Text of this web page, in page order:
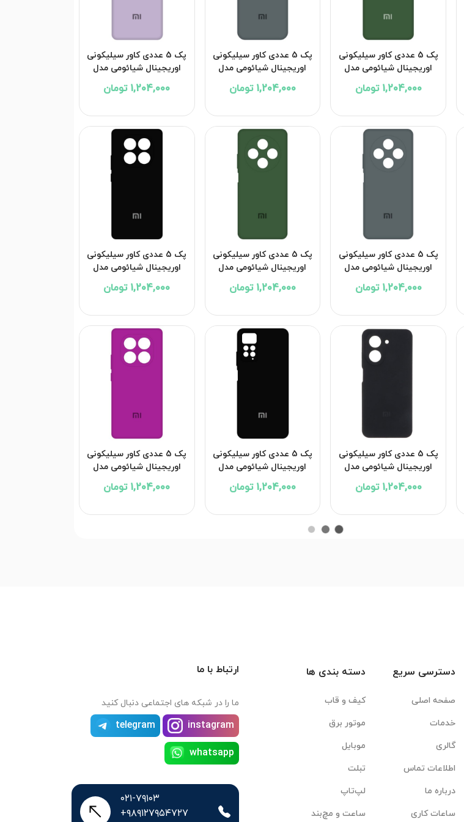
پک 5 عددی کاور سیلیکونی
اوریجینال شیائومی مدل
Xiaomi Poco C71
1,204,000 تومان
پک 5 عددی کاور سیلیکونی
اوریجینال شیائومی مدل
Xiaomi Poco C85
1,204,000 تومان
پک 5 عددی کاور سیلیکونی
اوریجینال شیائومی مدل
Xiaomi Poco X6 Pro
1,204,000 تومان
پک 5 عددی کاور سیلیکونی
اوریجینال شیائومی مدل
Xiaomi Poco C75
1,204,000 تومان
پک 5 عددی کاور سیلیکونی
اوریجینال شیائومی مدل
Xiaomi Redmi 14C
1,204,000 تومان
پک 5 عددی کاور سیلیکونی
اوریجینال شیائومی مدل
Xiaomi Poco X7
1,204,000 تومان
پک 5 عددی کاور سیلیکونی
اوریجینال شیائومی مدل
Xiaomi Redmi A5
1,204,000 تومان
پک 5 عددی کاور سیلیکونی
اوریجینال شیائومی مدل
Xiaomi Redmi Note 11s
1,204,000 تومان
پک 5 عددی کاور سیلیکونی
اوریجینال شیائومی مدل
Xiaomi Redmi Note 14
Pro 4G
1,204,000 تومان
دسترسی سریع
صفحه اصلی
خدمات
گالری
اطلاعات تماس
درباره ما
ساعات کاری
دسته بندی ها
کیف و قاب
موتور برق
موبایل
تبلت
لپ‌تاپ
ساعت و مچ‌بند
ارتباط با ما
ما را در شبکه های اجتماعی دنبال کنید
instagram
telegram
whatsapp
۰۲۱-۷۹۱۰۳
+۹۸۹۱۲۷۹۵۴۷۲۷